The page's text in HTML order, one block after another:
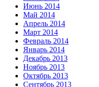
Июнь 2014
Май 2014
Апрель 2014
Март 2014
Февраль 2014
Январь 2014
Декабрь 2013
Ноябрь 2013
Октябрь 2013
Сентябрь 2013